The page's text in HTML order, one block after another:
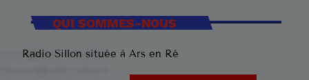
QUI SOMMES-NOUS
Radio Sillon située à Ars en Ré